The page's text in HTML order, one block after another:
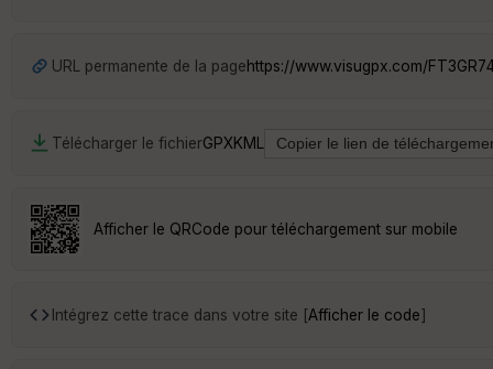
URL permanente de la pagehttps://www.visugpx.com/
Télécharger le fichierGPXKML
Afficher le QRCode pour téléchargement sur mobile
Intégrez cette trace dans votre site [Afficher le code]